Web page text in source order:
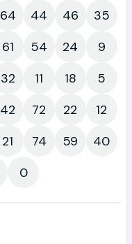
64 44 46
35
61 54 24
9
32 11 18
5
42 72 22
12
21 74 59
40
0